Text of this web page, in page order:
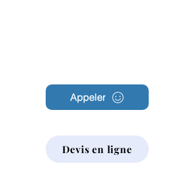
Appeler
Devis en ligne